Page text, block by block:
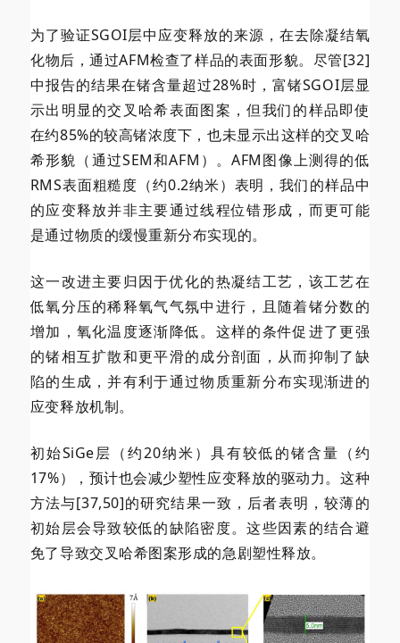
为了验证SGOI层中应变释放的来源，在去除凝结氧
化物后，通过AFM检查了样品的表面形貌。尽管[32]
中报告的结果在锗含量超过28%时，富锗SGOI层显
示出明显的交叉哈希表面图案，但我们的样品即使
在约85%的较高锗浓度下，也未显示出这样的交叉哈
希形貌（通过SEM和AFM）。AFM图像上测得的低
RMS表面粗糙度（约0.2纳米）表明，我们的样品中
的应变释放并非主要通过线程位错形成，而更可能
是通过物质的缓慢重新分布实现的。
这一改进主要归因于优化的热凝结工艺，该工艺在
低氧分压的稀释氧气气氛中进行，且随着锗分数的
增加，氧化温度逐渐降低。这样的条件促进了更强
的锗相互扩散和更平滑的成分剖面，从而抑制了缺
陷的生成，并有利于通过物质重新分布实现渐进的
应变释放机制。
初始SiGe层（约20纳米）具有较低的锗含量（约
17%），预计也会减少塑性应变释放的驱动力。这种
方法与[37,50]的研究结果一致，后者表明，较薄的
初始层会导致较低的缺陷密度。这些因素的结合避
免了导致交叉哈希图案形成的急剧塑性释放。